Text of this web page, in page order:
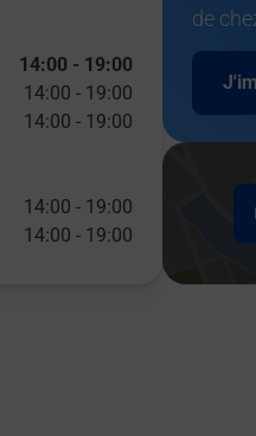
14:00 - 19:00
14:00 - 19:00
14:00 - 19:00
14:00 - 19:00
14:00 - 19:00
de